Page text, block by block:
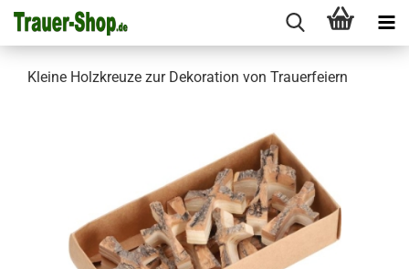
Kleine Holzkreuze zur Dekoration von Trauerfeiern